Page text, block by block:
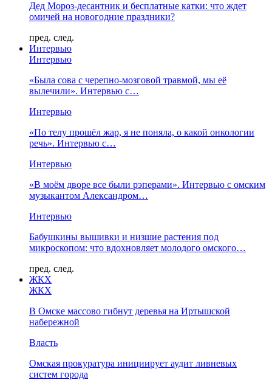
Дед Мороз-десантник и бесплатные катки: что ждет
омичей на новогодние праздники?
пред. след.
Интервью
Интервью
«Была сова с черепно-мозговой травмой, мы её
вылечили». Интервью с…
Интервью
«По телу прошёл жар, я не поняла, о какой онкологии
речь». Интервью с…
Интервью
«В моём дворе все были рэперами». Интервью с омским
музыкантом Александром…
Интервью
Бабушкины вышивки и низшие растения под
микроскопом: что вдохновляет молодого омского…
пред. след.
ЖКХ
ЖКХ
В Омске массово гибнут деревья на Иртышской
набережной
Власть
Омская прокуратура инициирует аудит ливневых
систем города